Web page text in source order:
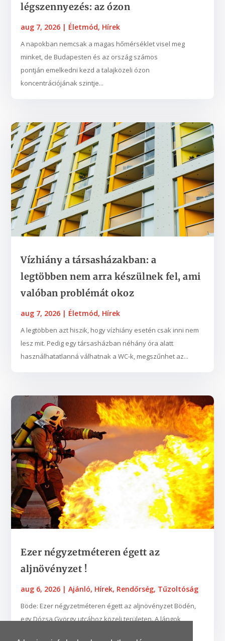
légszennyezés: az ózon
aug 7, 2026 | Életmód, Hírek
A napokban nemcsak a magas hőmérséklet visel meg
minket, de Budapesten és az ország számos
pontján emelkedni kezd a talajközeli ózon
koncentrációjának szintje...
Vízhiány a társasházakban: a
legtöbben nem arra készülnek fel, ami
valóban problémát okoz
aug 7, 2026 | Életmód, Hírek
A legtöbben azt hiszik, hogy vízhiány esetén csak inni nem
lesz mit. Pedig egy társasházban néhány óra alatt
használhatatlanná válhatnak a WC-k, megszűnhet az...
Ezer négyzetméteren égett az
aljnövényzet !
aug 6, 2026 |Ajánló, Hírek, Rendőrség, Tűzoltóság
Böde: Ezer négyzetméteren égett az aljnövényzet Bödén,
egy Dózsa György utcához közeli területen. A lángok